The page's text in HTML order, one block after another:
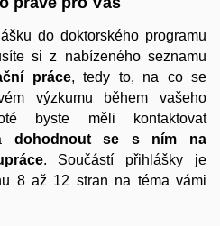
do doktorského programu
si z nabízeného seznamu
práce, tedy to, na co se
výzkumu během vašeho
byste měli kontaktovat
dohodnout se s ním na
. Součástí přihlášky je
8 až 12 stran na téma vámi